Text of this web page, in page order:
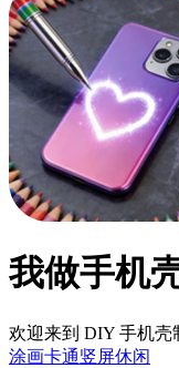
我做手机
欢迎来到 DIY 手机壳
涂画卡通竖屏休闲